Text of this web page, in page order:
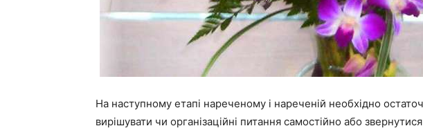
На наступному етапі нареченому і нареченій необхідно
вирішувати чи організаційні питання самостійно або